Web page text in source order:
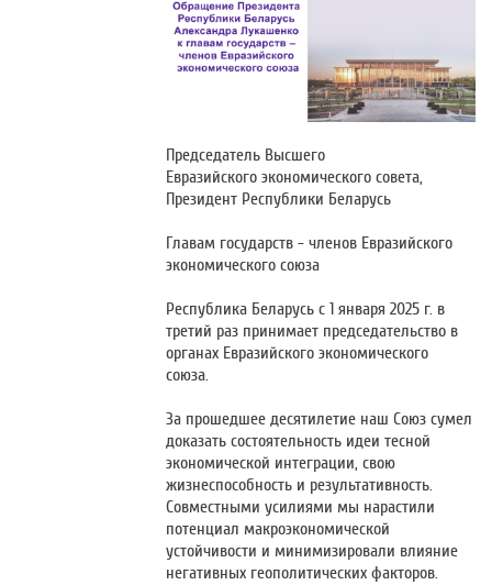
Председатель Высшего
Евразийского экономического совета,
Президент Республики Беларусь
Главам государств - членов Евразийского
экономического союза
Республика Беларусь с 1 января 2025 г. в
третий раз принимает председательство в
органах Евразийского экономического
союза.
За прошедшее десятилетие наш Союз сумел
доказать состоятельность идеи тесной
экономической интеграции, свою
жизнеспособность и результативность.
Совместными усилиями мы нарастили
потенциал макроэкономической
устойчивости и минимизировали влияние
негативных геополитических факторов.